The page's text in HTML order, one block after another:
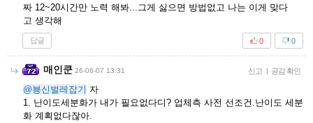
짜 12~20시간만 노력 해봐...그게 싫으면 방법없고 나는 이게 맞다
고 생각해
답글 0
0
매인쿤 26-06-07 13:31 신고 | 공감 확인
@뵹신벌레잡기 자
1. 난이도세분화가 내가 필요없다디? 업체측 사전 선조건.난이도 세분
화 계획없다잖아.